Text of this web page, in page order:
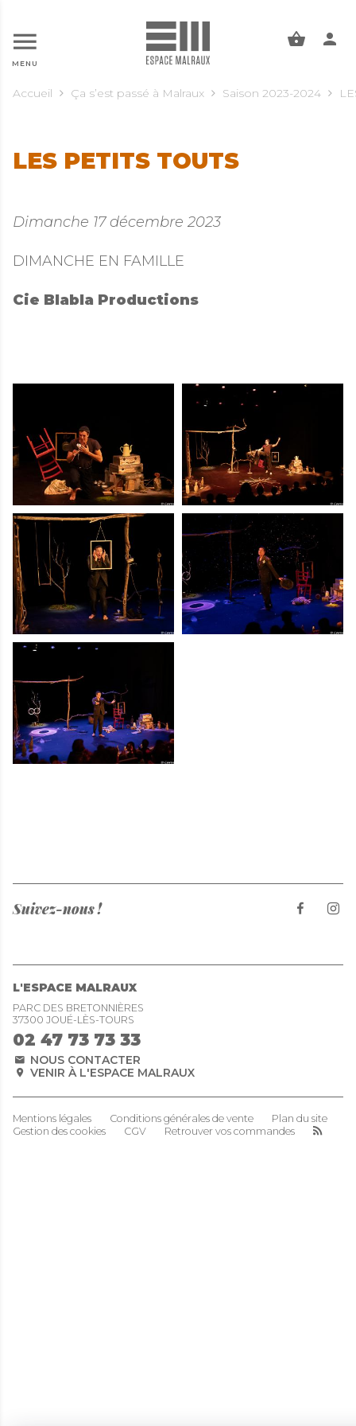
MENU
Accueil Ça s’est passé à Malraux Saison 2023-2024
LES PETITS TOUTS
Dimanche 17 décembre 2023
DIMANCHE EN FAMILLE
Cie Blabla Productions
Suivez-nous !
L'ESPACE MALRAUX
PARC DES BRETONNIÈRES
37300 JOUÉ-LÈS-TOURS
02 47 73 73 33
NOUS CONTACTER
VENIR À L'ESPACE MALRAUX
Mentions légales Conditions générales de vente
Plan du site
Gestion des cookies
CGV Retrouver vos commandes